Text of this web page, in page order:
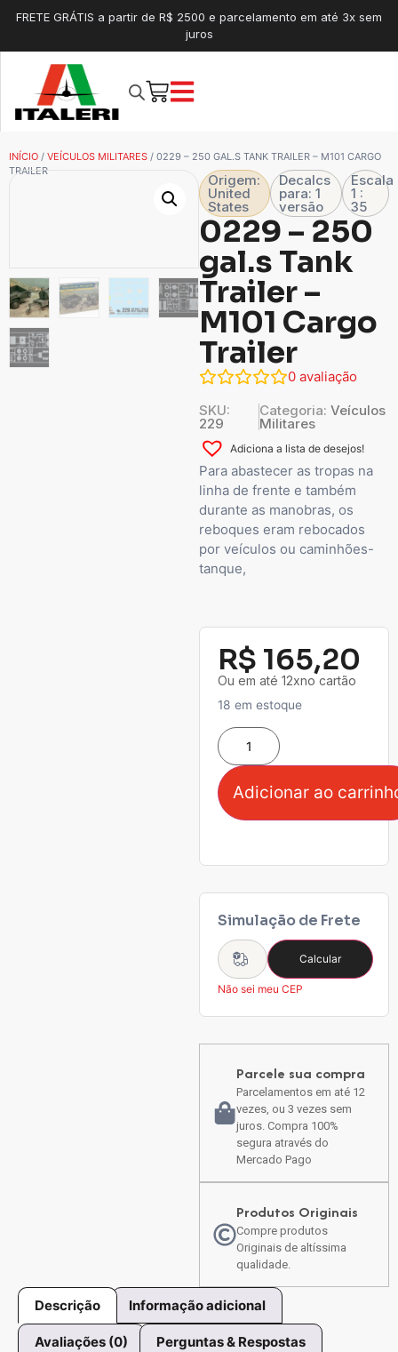
FRETE GRÁTIS a partir de R$ 2500 e parcelamento em até 3x sem
juros
INÍCIO / VEÍCULOS MILITARES / 0229 – 250 GAL.S TANK TRAILER – M101 CARGO
TRAILER
Origem:
United
States
Decalcs
para: 1
versão
Escala
1 :
35
0229 – 250
gal.s Tank
Trailer –
M101 Cargo
Trailer
0 avaliação
SKU:
229
Categoria: Veículos
Militares
Adiciona a lista de desejos!
Para abastecer as tropas na
linha de frente e também
durante as manobras, os
reboques eram rebocados
por veículos ou caminhões-
tanque,
R$ 165,20
Ou em até 12xno cartão
18 em estoque
Adicionar ao
Simulação de Frete
Calcular
Não sei meu CEP
Parcele sua compra
Parcelamentos em até 12
vezes, ou 3 vezes sem
juros. Compra 100%
segura através do
Mercado Pago
Produtos Originais
Compre produtos
Originais de altíssima
qualidade.
Descrição Informação adicional
Avaliações (0) Perguntas & Respostas